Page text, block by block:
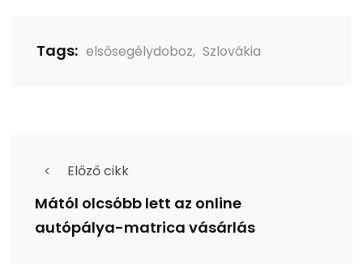
Tags: elsősegélydoboz, Szlovákia
Előző cikk
Mától olcsóbb lett az online
autópálya-matrica vásárlás